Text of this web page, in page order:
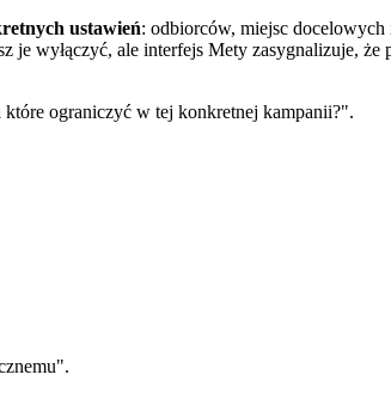
ustawień: odbiorców, miejsc docelowych
wyłączyć, ale interfejs Mety zasygnalizuje, że
ograniczyć w tej konkretnej kampanii?".